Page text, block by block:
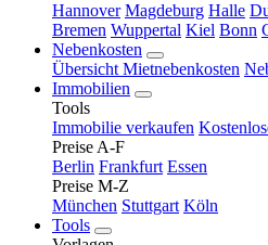
Hannover Magdeburg Halle
Bremen Wuppertal Kiel Bonn
Nebenkosten
Übersicht Mietnebenkosten
Immobilien
Tools
Immobilie verkaufen
Preise A-F
Berlin Frankfurt Essen
Preise M-Z
München Stuttgart Köln
Tools